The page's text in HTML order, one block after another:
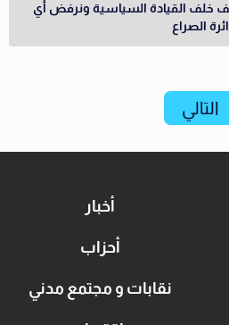
نقف خلف القيادة السياسية ونرفض أي
الصراع
التالي
أخبار
أحزاب
نقابات و مجتمع مدني